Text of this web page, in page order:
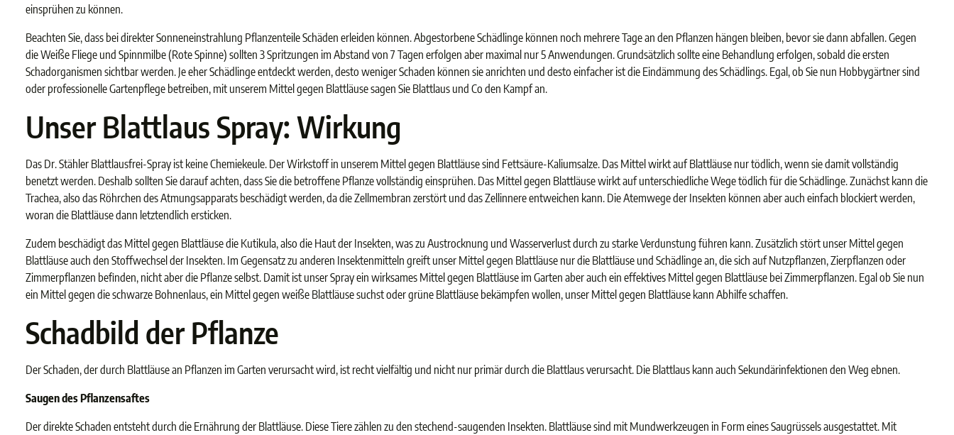
einsprühen zu können.
Beachten Sie, dass bei direkter Sonneneinstrahlung Pflanzenteile Schäden erleiden können. Abgestorbene Schädlinge können noch mehrere Tage an den Pflanzen hängen bleiben, bevor sie dann abfallen. Gegen
die Weiße Fliege und Spinnmilbe (Rote Spinne) sollten 3 Spritzungen im Abstand von 7 Tagen erfolgen aber maximal nur 5 Anwendungen. Grundsätzlich sollte eine Behandlung erfolgen, sobald die ersten
Schadorganismen sichtbar werden. Je eher Schädlinge entdeckt werden, desto weniger Schaden können sie anrichten und desto einfacher ist die Eindämmung des Schädlings. Egal, ob Sie nun Hobbygärtner sind
oder professionelle Gartenpflege betreiben, mit unserem Mittel gegen Blattläuse sagen Sie Blattlaus und Co den Kampf an.
Unser Blattlaus Spray: Wirkung
Das Dr. Stähler Blattlausfrei-Spray ist keine Chemiekeule. Der Wirkstoff in unserem Mittel gegen Blattläuse sind Fettsäure-Kaliumsalze. Das Mittel wirkt auf Blattläuse nur tödlich, wenn sie damit vollständig
benetzt werden. Deshalb sollten Sie darauf achten, dass Sie die betroffene Pflanze vollständig einsprühen. Das Mittel gegen Blattläuse wirkt auf unterschiedliche Wege tödlich für die Schädlinge. Zunächst kann die
Trachea, also das Röhrchen des Atmungsapparats beschädigt werden, da die Zellmembran zerstört und das Zellinnere entweichen kann. Die Atemwege der Insekten können aber auch einfach blockiert werden,
woran die Blattläuse dann letztendlich ersticken.
Zudem beschädigt das Mittel gegen Blattläuse die Kutikula, also die Haut der Insekten, was zu Austrocknung und Wasserverlust durch zu starke Verdunstung führen kann. Zusätzlich stört unser Mittel gegen
Blattläuse auch den Stoffwechsel der Insekten. Im Gegensatz zu anderen Insektenmitteln greift unser Mittel gegen Blattläuse nur die Blattläuse und Schädlinge an, die sich auf Nutzpflanzen, Zierpflanzen oder
Zimmerpflanzen befinden, nicht aber die Pflanze selbst. Damit ist unser Spray ein wirksames Mittel gegen Blattläuse im Garten aber auch ein effektives Mittel gegen Blattläuse bei Zimmerpflanzen. Egal ob Sie nun
ein Mittel gegen die schwarze Bohnenlaus, ein Mittel gegen weiße Blattläuse suchst oder grüne Blattläuse bekämpfen wollen, unser Mittel gegen Blattläuse kann Abhilfe schaffen.
Schadbild der Pflanze
Der Schaden, der durch Blattläuse an Pflanzen im Garten verursacht wird, ist recht vielfältig und nicht nur primär durch die Blattlaus verursacht. Die Blattlaus kann auch Sekundärinfektionen den Weg ebnen.
Saugen des Pflanzensaftes
Der direkte Schaden entsteht durch die Ernährung der Blattläuse. Diese Tiere zählen zu den stechend-saugenden Insekten. Blattläuse sind mit Mundwerkzeugen in Form eines Saugrüssels ausgestattet. Mit